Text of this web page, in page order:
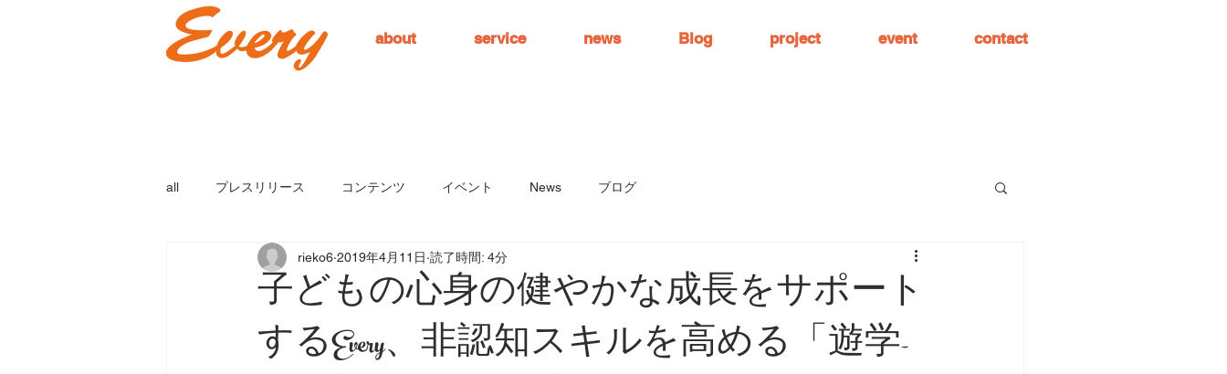
about service news Blog project event contact
all プレスリリース コンテンツ イベント News ブログ
子どもの心身の健やかな成長をサポート
するEvery、非認知スキルを高める「遊学-
rieko6 2019年4月11日 読了時間: 4分